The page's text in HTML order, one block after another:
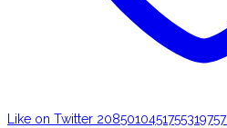
Like on Twitter 2085010451755319757